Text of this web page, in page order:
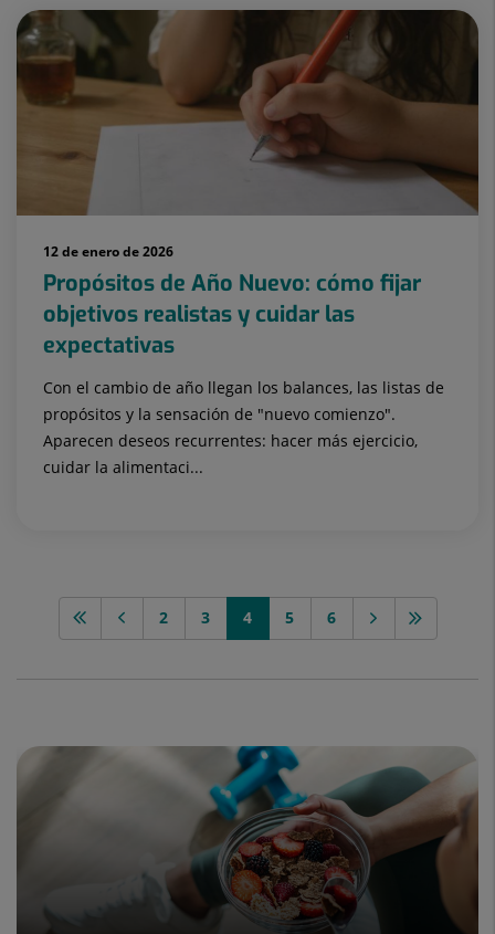
12 de enero de 2026
Propósitos de Año Nuevo: cómo fijar
objetivos realistas y cuidar las
expectativas
Con el cambio de año llegan los balances, las listas de
propósitos y la sensación de "nuevo comienzo".
Aparecen deseos recurrentes: hacer más ejercicio,
cuidar la alimentaci...
2 3 4 5 6